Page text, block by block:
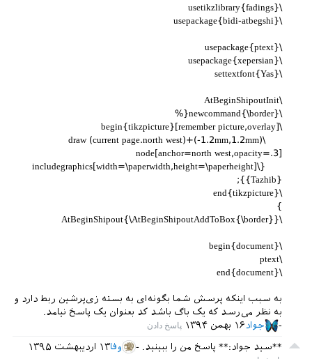
\usetikzlibrary{fadings}
\usepackage{bidi-atbegshi}
\usepackage{ptext}
\usepackage{xepersian}
\settextfont{Yas}
\AtBeginShipoutInit
\newcommand{\border}{%
\begin{tikzpicture}[remember picture,overlay]
\draw (current page.north west)+(-1.2mm,1.2mm)
node[anchor=north west,opacity=.3]
{\includegraphics[width=\paperwidth,height=\paperheight]
{Tazhib}};
\end{tikzpicture}
}
\AtBeginShipout{\AtBeginShipoutAddToBox{\border}}
\begin{document}
\ptext
\end{document}
به سبب اینکه پرسش شما بگونه‌ای به بسته زی‌پرشین ربط دارد و
به نظر می‌رسد که یک باگ باشد کد بعنوان یک پاسخ نیامد.
۱۶ بهمن ۱۳۹۴ جواد
**سید جواد:** پاسخ من را ببینید. ۱۳ اردیبهشت ۱۳۹۵وفا